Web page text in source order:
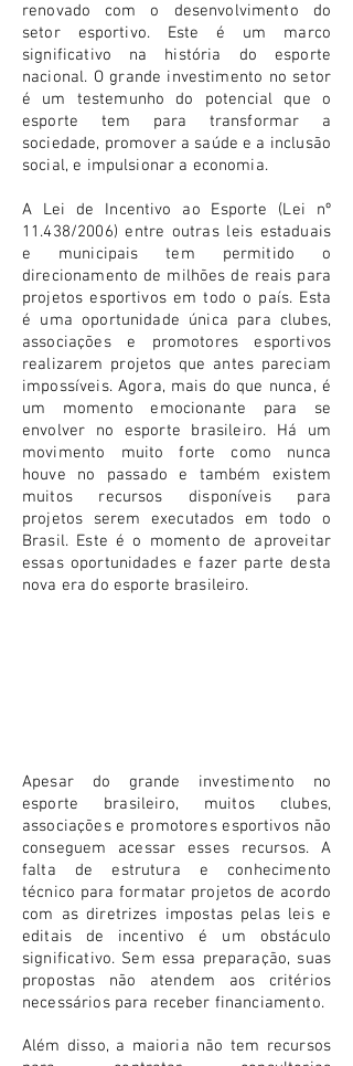
renovado com o desenvolvimento do
setor esportivo. Este é um marco
significativo na história do esporte
nacional. O grande investimento no setor
é um testemunho do potencial que o
esporte tem para transformar a
sociedade, promover a saúde e a inclusão
social, e impulsionar a economia.
A Lei de Incentivo ao Esporte (Lei nº
11.438/2006) entre outras leis estaduais
e municipais tem permitido o
direcionamento de milhões de reais para
projetos esportivos em todo o país. Esta
é uma oportunidade única para clubes,
associações e promotores esportivos
realizarem projetos que antes pareciam
impossíveis. Agora, mais do que nunca, é
um momento emocionante para se
envolver no esporte brasileiro. Há um
movimento muito forte como nunca
houve no passado e também existem
muitos recursos disponíveis para
projetos serem executados em todo o
Brasil. Este é o momento de aproveitar
essas oportunidades e fazer parte desta
nova era do esporte brasileiro.
Apesar do grande investimento no
esporte brasileiro, muitos clubes,
associações e promotores esportivos não
conseguem acessar esses recursos. A
falta de estrutura e conhecimento
técnico para formatar projetos de acordo
com as diretrizes impostas pelas leis e
editais de incentivo é um obstáculo
significativo. Sem essa preparação, suas
propostas não atendem aos critérios
necessários para receber financiamento.
Além disso, a maioria não tem recursos